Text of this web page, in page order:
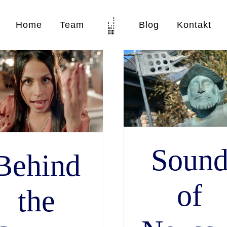
Home Team Blog Kontakt
the
Sound of Neuss – Ein
Soundwalk
of